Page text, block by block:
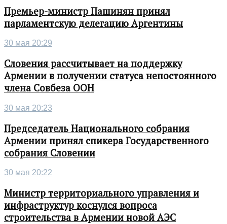
Премьер-министр Пашинян принял
парламентскую делегацию Аргентины
30 мая 20:29
Словения рассчитывает на поддержку
Армении в получении статуса непостоянного
члена Совбеза ООН
30 мая 20:23
Председатель Национального собрания
Армении принял спикера Государственного
собрания Словении
30 мая 20:22
Министр территориального управления и
инфраструктур коснулся вопроса
строительства в Армении новой АЭС